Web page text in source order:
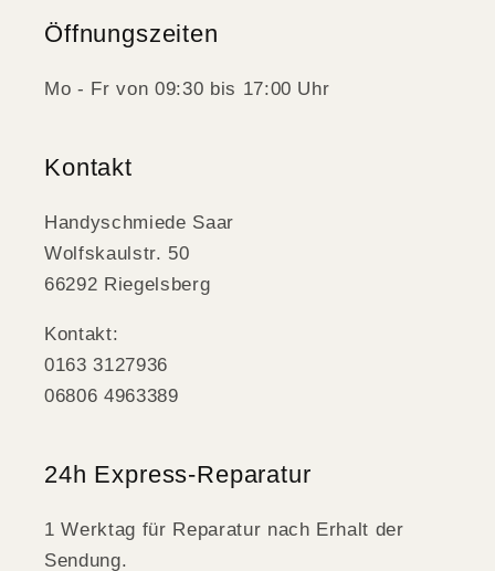
Öffnungszeiten
Mo - Fr von 09:30 bis 17:00 Uhr
Kontakt
Handyschmiede Saar
Wolfskaulstr. 50
66292 Riegelsberg
Kontakt:
0163 3127936
06806 4963389
24h Express-Reparatur
1 Werktag für Reparatur nach Erhalt der
Sendung.